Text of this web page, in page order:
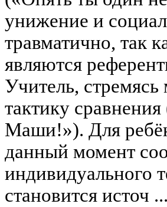
унижение и
травматично, так
являются
Учитель, стремясь
тактику
Маши!»). Для
данный момент
индивидуального
становится источ ...